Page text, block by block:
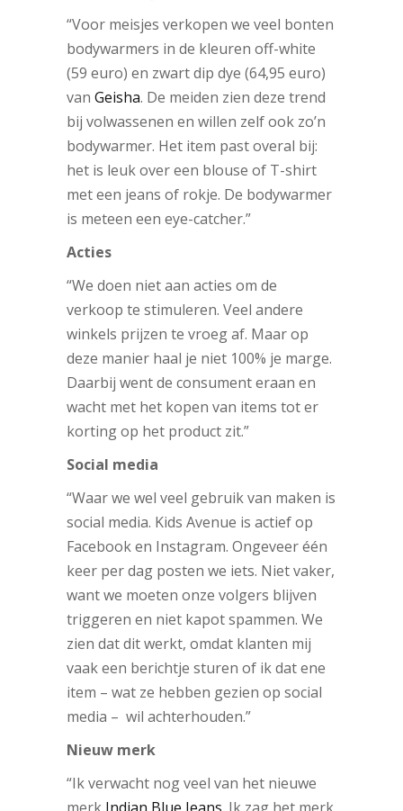
“Voor meisjes verkopen we veel bonten
bodywarmers in de kleuren off-white
(59 euro) en zwart dip dye (64,95 euro)
van Geisha. De meiden zien deze trend
bij volwassenen en willen zelf ook zo’n
bodywarmer. Het item past overal bij:
het is leuk over een blouse of T-shirt
met een jeans of rokje. De bodywarmer
is meteen een eye-catcher.”
Acties
“We doen niet aan acties om de
verkoop te stimuleren. Veel andere
winkels prijzen te vroeg af. Maar op
deze manier haal je niet 100% je marge.
Daarbij went de consument eraan en
wacht met het kopen van items tot er
korting op het product zit.”
Social media
“Waar we wel veel gebruik van maken is
social media. Kids Avenue is actief op
Facebook en Instagram. Ongeveer één
keer per dag posten we iets. Niet vaker,
want we moeten onze volgers blijven
triggeren en niet kapot spammen. We
zien dat dit werkt, omdat klanten mij
vaak een berichtje sturen of ik dat ene
item – wat ze hebben gezien op social
media – wil achterhouden.”
Nieuw merk
“Ik verwacht nog veel van het nieuwe